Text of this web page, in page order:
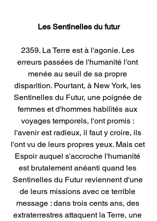
Les Sentinelles du futur
2359. La Terre est à l'agonie. Les
erreurs passées de l'humanité l'ont
menée au seuil de sa propre
disparition. Pourtant, à New York, les
Sentinelles du Futur, une poignée de
femmes et d'hommes habilités aux
voyages temporels, l'ont promis :
l'avenir est radieux, il faut y croire, ils
l'ont vu de leurs propres yeux. Mais cet
Espoir auquel s'accroche l'humanité
est brutalement anéanti quand les
Sentinelles du Futur reviennent d'une
de leurs missions avec ce terrible
message : dans trois cents ans, des
extraterrestres attaquent la Terre, une